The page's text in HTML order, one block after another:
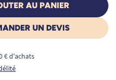
AU PANIER
UN DEVIS
€ d'achats